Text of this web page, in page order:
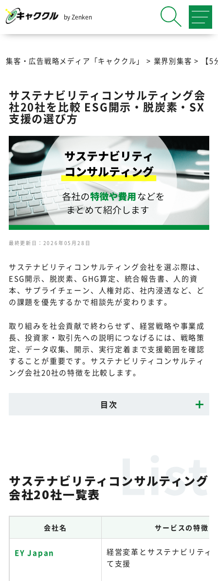
by Zenken
集客・広告戦略メディア「キャククル」 > 業界別集客 > 【
サステナビリティコンサルティング会
社20社を比較 ESG開示・脱炭素・SX
支援の選び方
最終更新日：2026年05月28日
サステナビリティコンサルティング会社を選ぶ際は、
ESG開示、脱炭素、GHG算定、統合報告書、人的資
本、サプライチェーン、人権対応、社内浸透など、ど
の課題を優先するかで相談先が変わります。
取り組みを社会貢献で終わらせず、経営戦略や事業成
長、投資家・取引先への説明につなげるには、戦略策
定、データ収集、開示、実行定着まで支援範囲を確認
することが重要です。サステナビリティコンサルティ
ング会社20社の特徴を比較します。
目次
サステナビリティコンサルティング
会社20社一覧表
会社名 サービスの特徴
EY Japan
経営変革とサステナビリティ
て支援